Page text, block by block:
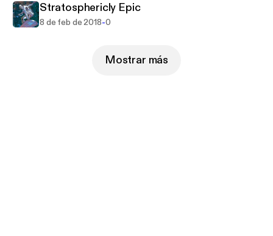
Stratosphericly Epic
8 de feb de 2018-0
Mostrar más